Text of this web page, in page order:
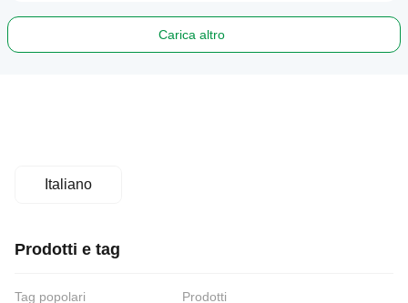
Carica altro
Italiano
Prodotti e tag
Tag popolari
Prodotti